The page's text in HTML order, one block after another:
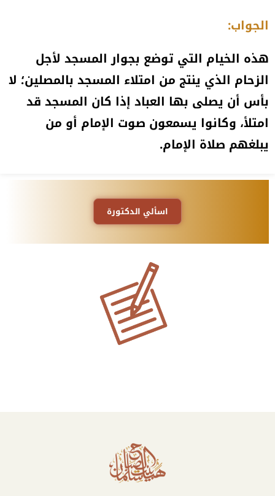
الجواب:
هذه الخيام التي توضع بجوار المسجد لأجل
الزحام الذي ينتج من امتلاء المسجد بالمصلين؛ لا
بأس أن يصلى بها العباد إذا كان المسجد قد
امتلأ، وكانوا يسمعون صوت الإمام أو من
يبلغهم صلاة الإمام.
اسألي الدكتورة